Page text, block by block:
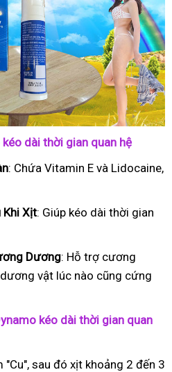
dài thời gian quan hệ
: Chứa Vitamin E và Lidocaine,
Khi Xịt: Giúp kéo dài thời gian
Dương: Hỗ trợ cương
vật lúc nào cũng cứng
kéo dài thời gian quan
"Cu", sau đó xịt khoảng 2 đến 3